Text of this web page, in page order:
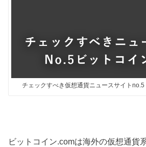
チェックすべき仮想通貨ニュースサイトno.5
ビットコイン.comは海外の仮想通貨